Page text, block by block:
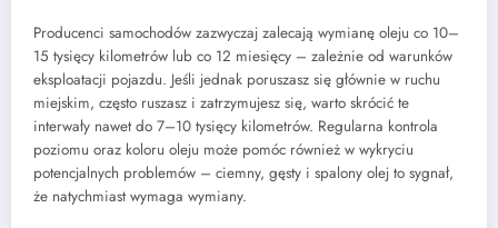
Producenci samochodów zazwyczaj zalecają wymianę oleju co 10–
15 tysięcy kilometrów lub co 12 miesięcy – zależnie od warunków
eksploatacji pojazdu. Jeśli jednak poruszasz się głównie w ruchu
miejskim, często ruszasz i zatrzymujesz się, warto skrócić te
interwały nawet do 7–10 tysięcy kilometrów. Regularna kontrola
poziomu oraz koloru oleju może pomóc również w wykryciu
potencjalnych problemów – ciemny, gęsty i spalony olej to sygnał,
że natychmiast wymaga wymiany.